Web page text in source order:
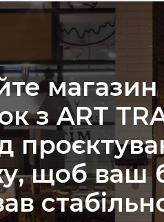
магазин
з ART
щоб ваш